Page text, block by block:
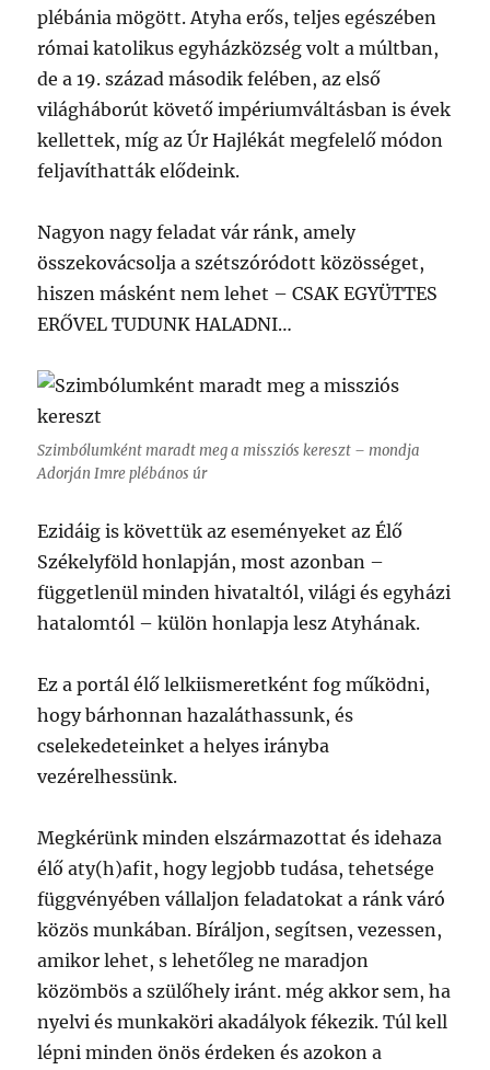
plébánia mögött. Atyha erős, teljes egészében
római katolikus egyházközség volt a múltban,
de a 19. század második felében, az első
világháborút követő impériumváltásban is évek
kellettek, míg az Úr Hajlékát megfelelő módon
feljavíthatták elődeink.
Nagyon nagy feladat vár ránk, amely
összekovácsolja a szétszóródott közösséget,
hiszen másként nem lehet – CSAK EGYÜTTES
ERŐVEL TUDUNK HALADNI…
Szimbólumként maradt meg a missziós kereszt – mondja
Adorján Imre plébános úr
Ezidáig is követtük az eseményeket az Élő
Székelyföld honlapján, most azonban –
függetlenül minden hivataltól, világi és egyházi
hatalomtól – külön honlapja lesz Atyhának.
Ez a portál élő lelkiismeretként fog működni,
hogy bárhonnan hazaláthassunk, és
cselekedeteinket a helyes irányba
vezérelhessünk.
Megkérünk minden elszármazottat és idehaza
élő aty(h)afit, hogy legjobb tudása, tehetsége
függvényében vállaljon feladatokat a ránk váró
közös munkában. Bíráljon, segítsen, vezessen,
amikor lehet, s lehetőleg ne maradjon
közömbös a szülőhely iránt. még akkor sem, ha
nyelvi és munkaköri akadályok fékezik. Túl kell
lépni minden önös érdeken és azokon a